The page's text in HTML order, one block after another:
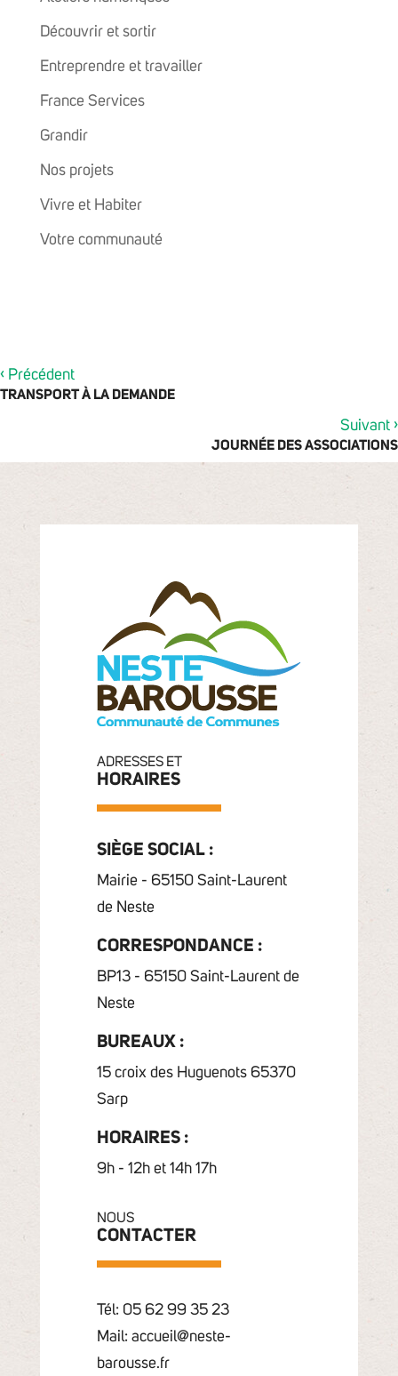
Découvrir et sortir
Entreprendre et travailler
France Services
Grandir
Nos projets
Vivre et Habiter
Votre communauté
‹ Précédent
TRANSPORT À LA DEMANDE
Suivant ›
JOURNÉE DES ASSOCIATIONS
ADRESSES ET
HORAIRES
SIÈGE SOCIAL :
Mairie - 65150 Saint-Laurent
de Neste
CORRESPONDANCE :
BP13 - 65150 Saint-Laurent de
Neste
BUREAUX :
15 croix des Huguenots 65370
Sarp
HORAIRES :
9h - 12h et 14h 17h
NOUS
CONTACTER
Tél: 05 62 99 35 23
Mail: accueil@neste-
barousse.fr